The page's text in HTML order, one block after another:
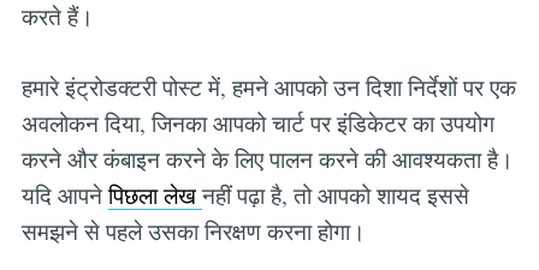
करते हैं।
हमारे इंट्रोडक्टरी पोस्ट में, हमने आपको उन दिशा निर्देशों पर एक
अवलोकन दिया, जिनका आपको चार्ट पर इंडिकेटर का उपयोग
करने और कंबाइन करने के लिए पालन करने की आवश्यकता है।
यदि आपनेपिछला लेखनहीं पढ़ा है, तो आपको शायद इससे
समझने से पहले उसका निरक्षण करना होगा।